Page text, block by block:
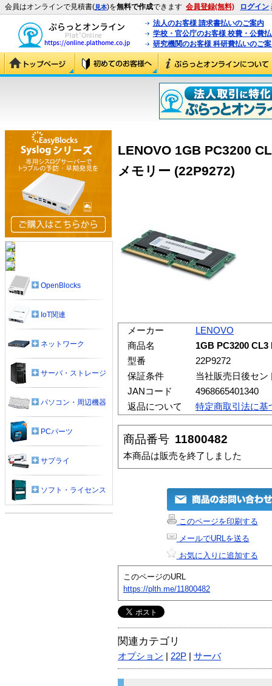
会員はオンラインで見積書(見本)を無料で作成できます 会員登録(無料) ログイン
法人のお客様 請求書払いのご案内
学校・官公庁のお客様 校費・公費
研究機関のお客様 科研費払いのご
LENOVO 1GB PC3200
メモリー (22P9272)
メーカー
LENOVO
商品名
1GB PC3200
型番
22P9272
保証条件
当社販売日後セン
JANコード
4968665401340
返品について
特定商取引法に基
商品番号 11800482
本商品は販売を終了しました
このページを印刷する
メールでURLを送る
お気に入りに追加する
このページのURL
https://plth.me/11800482
関連カテゴリ
オプション 22P サーバ
OpenBlocks
IoT関連
ネットワーク
サーバ・ストレージ
パソコン・周辺機器
PCパーツ
サプライ
ソフト・ライセンス